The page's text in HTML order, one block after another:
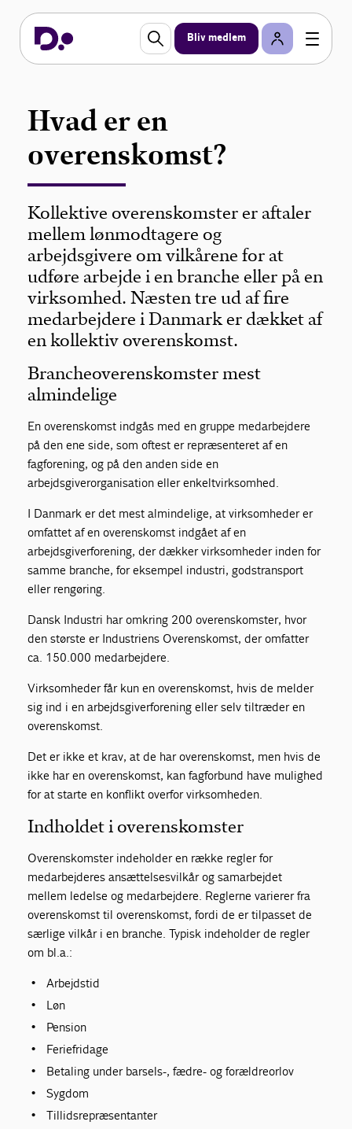
Bliv medlem
Hvad er en
overenskomst?
Kollektive overenskomster er aftaler
mellem lønmodtagere og
arbejdsgivere om vilkårene for at
udføre arbejde i en branche eller på en
virksomhed. Næsten tre ud af fire
medarbejdere i Danmark er dækket af
en kollektiv overenskomst.
Brancheoverenskomster mest
almindelige
En overenskomst indgås med en gruppe medarbejdere
på den ene side, som oftest er repræsenteret af en
fagforening, og på den anden side en
arbejdsgiverorganisation eller enkeltvirksomhed.
I Danmark er det mest almindelige, at virksomheder er
omfattet af en overenskomst indgået af en
arbejdsgiverforening, der dækker virksomheder inden for
samme branche, for eksempel industri, godstransport
eller rengøring.
Dansk Industri har omkring 200 overenskomster, hvor
den største er Industriens Overenskomst, der omfatter
ca. 150.000 medarbejdere.
Virksomheder får kun en overenskomst, hvis de melder
sig ind i en arbejdsgiverforening eller selv tiltræder en
overenskomst.
Det er ikke et krav, at de har overenskomst, men hvis de
ikke har en overenskomst, kan fagforbund have mulighed
for at starte en konflikt overfor virksomheden.
Indholdet i overenskomster
Overenskomster indeholder en række regler for
medarbejderes ansættelsesvilkår og samarbejdet
mellem ledelse og medarbejdere. Reglerne varierer fra
overenskomst til overenskomst, fordi de er tilpasset de
særlige vilkår i en branche. Typisk indeholder de regler
om bl.a.:
Arbejdstid
Løn
Pension
Feriefridage
Betaling under barsels-, fædre- og forældreorlov
Sygdom
Tillidsrepræsentanter